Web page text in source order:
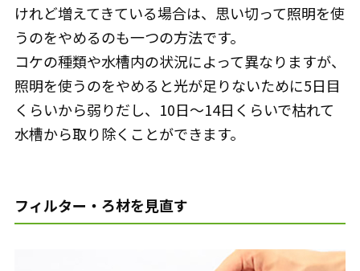
けれど増えてきている場合は、思い切って照明を使
うのをやめるのも一つの方法です。
コケの種類や水槽内の状況によって異なりますが、
照明を使うのをやめると光が足りないために5日目
くらいから弱りだし、10日～14日くらいで枯れて
水槽から取り除くことができます。
フィルター・ろ材を見直す